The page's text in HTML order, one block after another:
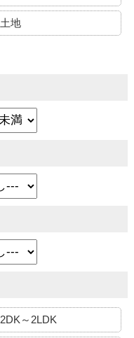
土地
2DK～2LDK